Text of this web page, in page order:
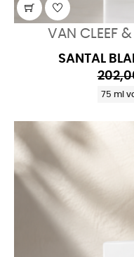
VAN CLEEF
SANTAL
75 ml